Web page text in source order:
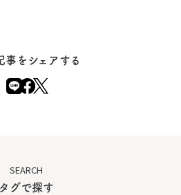
事をシェアする
SEARCH
タグで探す